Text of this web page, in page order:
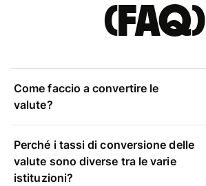
(FAQ)
Come faccio a convertire le
valute?
Perché i tassi di conversione delle
valute sono diverse tra le varie
istituzioni?